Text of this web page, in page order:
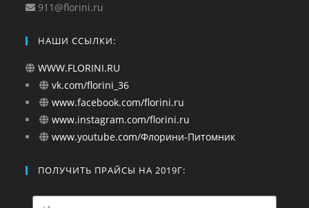
911@florini.ru
НАШИ ССЫЛКИ:
WWW.FLORINI.RU
vk.com/florini_36
www.facebook.com/florini.ru
www.instagram.com/florini.ru
www.youtube.com/Флорини-Питомник
ПОЛУЧИТЬ ПРАЙСЫ НА 2019Г: